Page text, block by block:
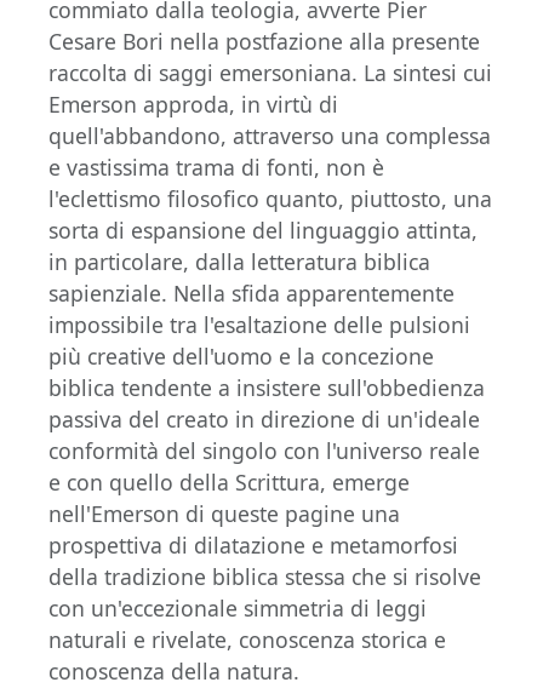
commiato dalla teologia, avverte Pier
Cesare Bori nella postfazione alla presente
raccolta di saggi emersoniana. La sintesi cui
Emerson approda, in virtù di
quell'abbandono, attraverso una complessa
e vastissima trama di fonti, non è
l'eclettismo filosofico quanto, piuttosto, una
sorta di espansione del linguaggio attinta,
in particolare, dalla letteratura biblica
sapienziale. Nella sfida apparentemente
impossibile tra l'esaltazione delle pulsioni
più creative dell'uomo e la concezione
biblica tendente a insistere sull'obbedienza
passiva del creato in direzione di un'ideale
conformità del singolo con l'universo reale
e con quello della Scrittura, emerge
nell'Emerson di queste pagine una
prospettiva di dilatazione e metamorfosi
della tradizione biblica stessa che si risolve
con un'eccezionale simmetria di leggi
naturali e rivelate, conoscenza storica e
conoscenza della natura.